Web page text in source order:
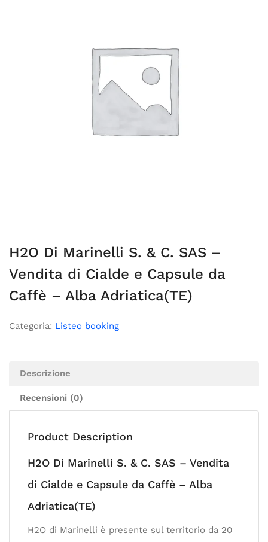
H2O Di Marinelli S. & C. SAS –
Vendita di Cialde e Capsule da
Caffè – Alba Adriatica(TE)
Categoria: Listeo booking
Descrizione
Recensioni (0)
Product Description
H2O Di Marinelli S. & C. SAS – Vendita
di Cialde e Capsule da Caffè – Alba
Adriatica(TE)
H2O di Marinelli è presente sul territorio da 20